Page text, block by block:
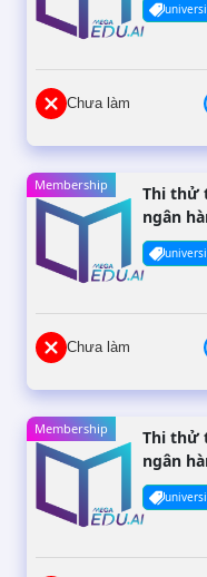
Chưa làm
Membership
Thi thử
ngân
Chưa làm
Membership
Thi thử
ngân